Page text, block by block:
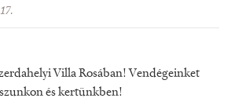
Villa Rosában! Vendégeinket
és kertünkben!